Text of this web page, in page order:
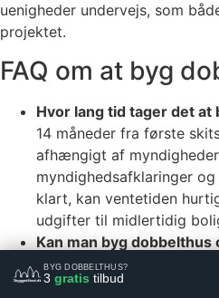
uenigheder undervejs, som
projektet.
FAQ om at byg
Hvor lang tid tager det at
14 måneder fra første
afhængigt af
myndighedsafklaringer
klart, kan ventetiden
udgifter til midlertidig
Kan man byg
Ja, ofte, men
afklares tidligt. Hvis det
BYG DOBBELTHUS?
3gratis tilbud